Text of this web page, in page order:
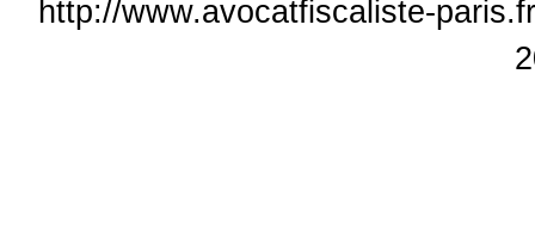
http://www.avocatfiscaliste-